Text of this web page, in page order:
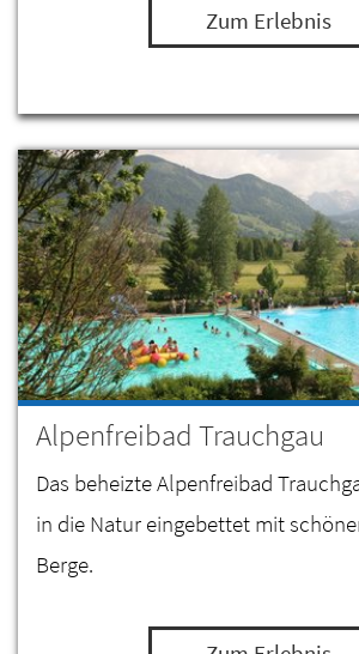
Zum Erlebnis
Alpenfreibad Trauchgau
Das beheizte Alpenfreibad
in die Natur eingebettet mit
Berge.